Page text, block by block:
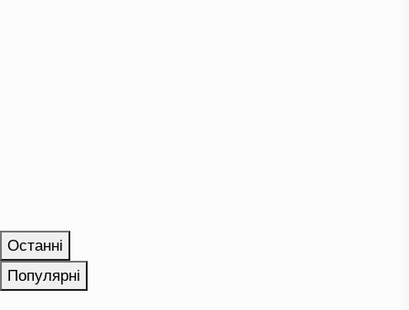
Останні
Популярні